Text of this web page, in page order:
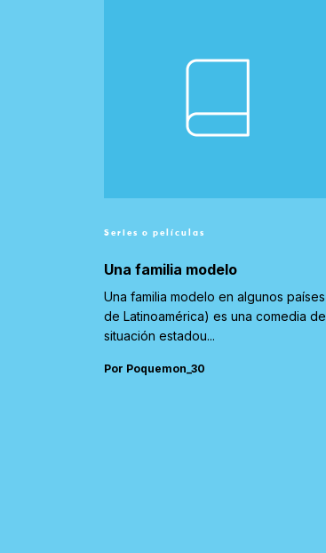
Series o películas
Una familia modelo
Una familia modelo en algunos países
de Latinoamérica) es una comedia de
situación estadou...
Por Poquemon_30